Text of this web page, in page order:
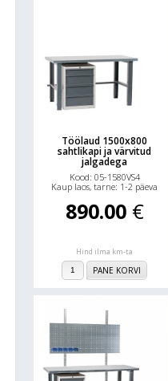
Töölaud 1500x800
sahtlikapi ja värvitud
jalgadega
Kood: 05-1580VS4
Kaup laos, tarne: 1-2 päeva
890.00 €
Hind ilma km-ta
PANE KORVI